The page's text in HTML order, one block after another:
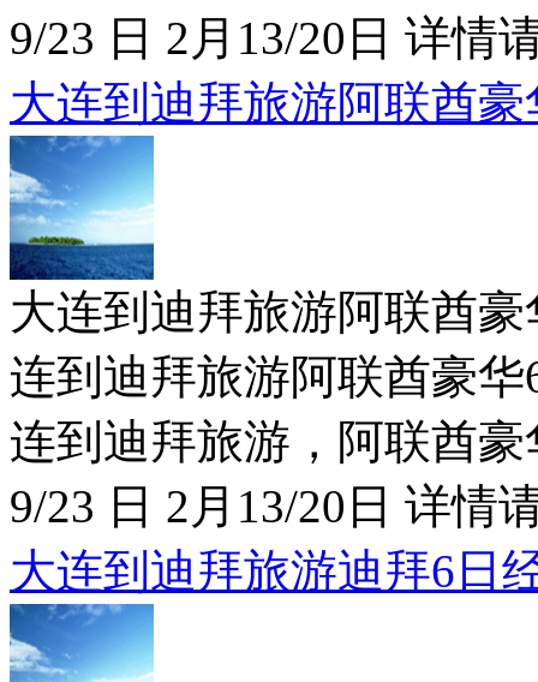
9/23 日 2月13/20日 详情
大连到迪拜旅游阿联酋
大连到迪拜旅游阿联酋
连到迪拜旅游阿联酋豪
连到迪拜旅游，阿联酋
9/23 日 2月13/20日 详情
大连到迪拜旅游迪拜6日